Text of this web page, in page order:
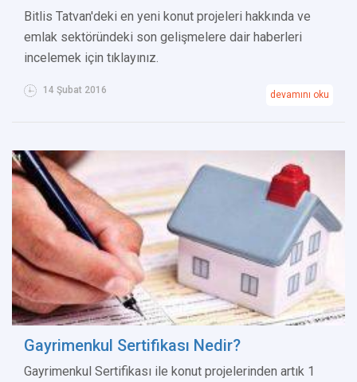
Bitlis Tatvan'deki en yeni konut projeleri hakkında ve
emlak sektöründeki son gelişmelere dair haberleri
incelemek için tıklayınız.
14 Şubat 2016 devamını oku
Gayrimenkul Sertifikası Nedir?
Gayrimenkul Sertifikası ile konut projelerinden artık 1